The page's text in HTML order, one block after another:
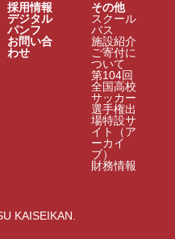
採用情報
デジタル
パンフ
お問い合
わせ
その他
スクール
バス
施設紹介
ご寄付に
ついて
第104回
全国高校
サッカー
選手権出
場特設サ
イト（ア
ーカイ
ブ）
財務情報
KAISEIKAN.